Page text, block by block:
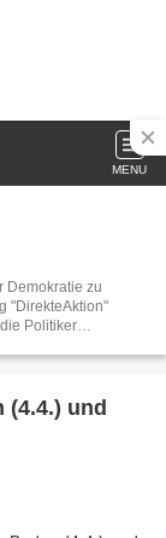
MENU
Demokratie zu
"DirekteAktion"
Politiker
Aktionen mitmachen
(4.4.) und